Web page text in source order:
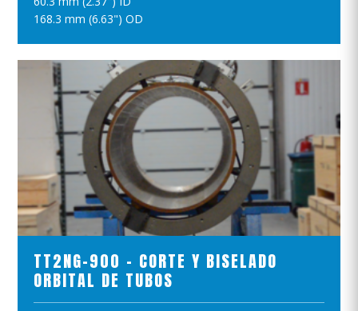
168.3 mm (6.63") OD
AÑADIR A LA CESTA
TT2NG-900 - CORTE Y BISELADO
ORBITAL DE TUBOS
VER EL PRODUCTO